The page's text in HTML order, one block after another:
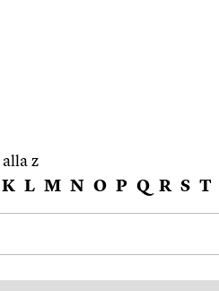
z
K L M N O P Q R S T